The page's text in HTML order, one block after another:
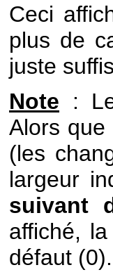
Ceci
plus de
juste
Note :
Alors que
(les
largeur
suivant
affiché,
défaut (0).